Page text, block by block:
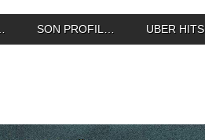
SON PROFIL… UBER HITS